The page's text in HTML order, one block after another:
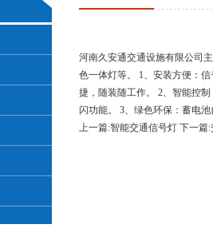
河南久安通交通设施有限公司
色一体灯等。 1、安装方便：
捷，随装随工作。 2、智能控
闪功能。 3、绿色环保：蓄电
上一篇:智能交通信号灯 下一篇: